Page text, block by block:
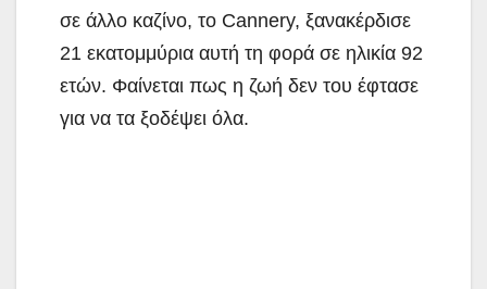
σε άλλο καζίνο, το Cannery, ξανακέρδισε
21 εκατομμύρια αυτή τη φορά σε ηλικία 92
ετών. Φαίνεται πως η ζωή δεν του έφτασε
για να τα ξοδέψει όλα.